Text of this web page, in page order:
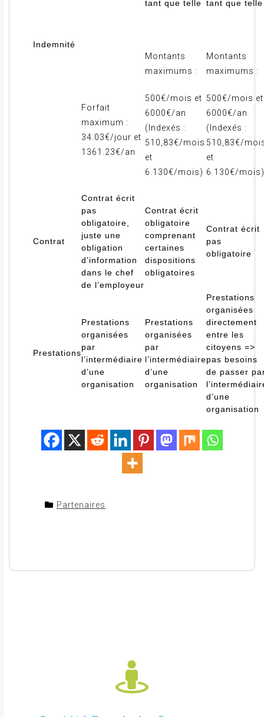
Indemnité
Forfait
maximum :
34.03€/jour et
1361.23€/an
tant que telle
Montants
maximums :
500€/mois et
6000€/an
(Indexés :
510,83€/mois
et
6.130€/mois)
tant que telle
Montants
maximums :
500€/mois et
6000€/an
(Indexés :
510,83€/
et
6.130€/mois)
Contrat
Contrat écrit
pas
obligatoire
juste une
obligation
d’information
dans le chef
de l’employeur
Contrat écrit
obligatoire
comprenant
certaines
dispositions
obligatoires
Contrat écrit
pas
obligatoire
Prestations
Prestations
organisées
par
l’intermédiaire
d’une
organisation
Prestations
organisées
par
l’intermédiaire
d’une
organisation
Prestations
organisées
directement
entre les
citoyens =>
pas besoins
de passer
d’une
organisation
Partenaires